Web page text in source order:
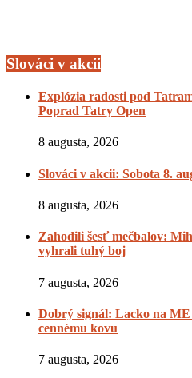
Slováci v akcii
Explózia radosti pod
Poprad Tatry Open
8 augusta, 2026
Slováci v akcii: Sobota 8.
8 augusta, 2026
Zahodili šesť mečbalov:
vyhrali tuhý boj
7 augusta, 2026
Dobrý signál: Lacko na ME
cennému kovu
7 augusta, 2026